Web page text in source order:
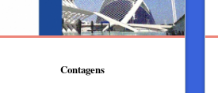
Contagens